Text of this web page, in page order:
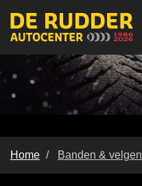
Home Banden & velgen